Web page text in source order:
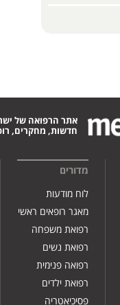
אתר הרפואה של
חדשות, מחקרים,
מדורים
לוח מודעות
מאגר רופאים ראשי
רפואת משפחה
רפואת נשים
רפואה פנימית
רפואת ילדים
פסיכיאטריה